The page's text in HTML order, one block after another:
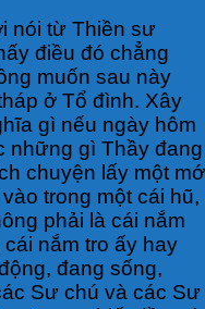
nói từ Thiền sư
điều đó chẳng
muốn sau này
ở Tổ đình. Xây
gì nếu ngày hôm
những gì Thầy đang
chuyện lấy một mớ
trong một cái hũ,
phải là cái nắm
nắm tro ấy hay
đang sống,
Sư chú và các Sư